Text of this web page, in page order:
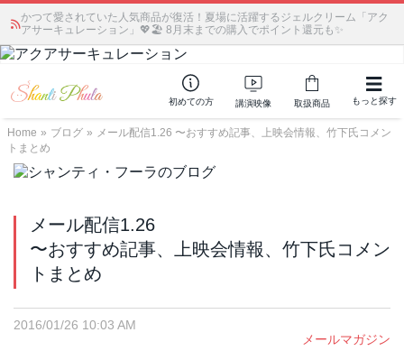
かつて愛されていた人気商品が復活！夏場に活躍するジェルクリーム「アク
アサーキュレーション」💖🏖️ 8月末までの購入でポイント還元も✨
初めての方 講演映像 取扱商品 もっと探す
Home » ブログ » メール配信1.26 〜おすすめ記事、上映会情報、竹下氏コメン
トまとめ
メール配信1.26
〜おすすめ記事、上映会情報、竹下氏コメン
トまとめ
2016/01/26 10:03 AM
メールマガジン